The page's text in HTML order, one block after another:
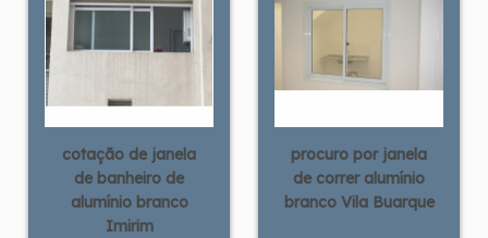
cotação de janela
de banheiro de
alumínio branco
Imirim
procuro por janela
de correr alumínio
branco Vila Buarque